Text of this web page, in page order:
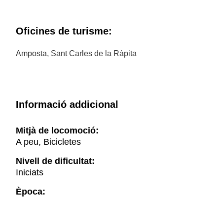
Oficines de turisme:
Amposta, Sant Carles de la Ràpita
Informació addicional
Mitjà de locomoció:
A peu, Bicicletes
Nivell de dificultat:
Iniciats
Època: